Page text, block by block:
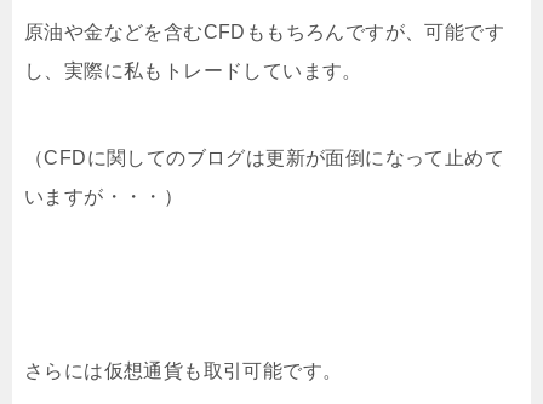
原油や金などを含むCFDももちろんですが、可能です
し、実際に私もトレードしています。
（CFDに関してのブログは更新が面倒になって止めて
いますが・・・）
さらには仮想通貨も取引可能です。